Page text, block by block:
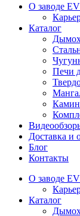
О заводе
Каталог
Печи
Доставка и
Блог
Контакты
О заводе
Каталог